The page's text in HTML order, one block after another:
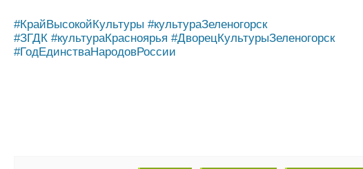
#КрайВысокойКультуры #культураЗеленогорск
#ЗГДК #культураКрасноярья #ДворецКультурыЗеленогорск
#ГодЕдинстваНародовРоссии